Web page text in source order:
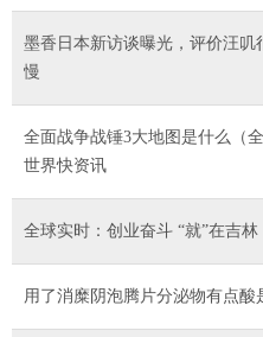
墨香日本新访谈曝光，评价汪
慢
全面战争战锤3大地图是什么（
世界快资讯
全球实时：创业奋斗 “就”在吉
用了消糜阴泡腾片分泌物有点酸